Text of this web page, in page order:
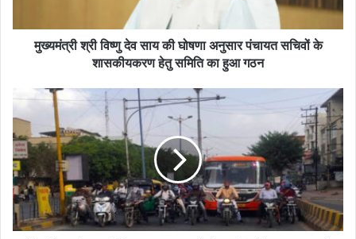
मुख्यमंत्री श्री विष्णु देव साय की घोषणा अनुसार पंचायत सचिवों के
शासकीयकरण हेतु समिति का हुआ गठन